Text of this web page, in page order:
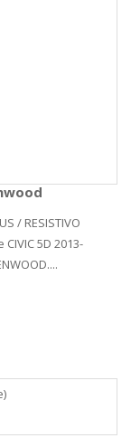
/ RESISTIVO
5D 2013-